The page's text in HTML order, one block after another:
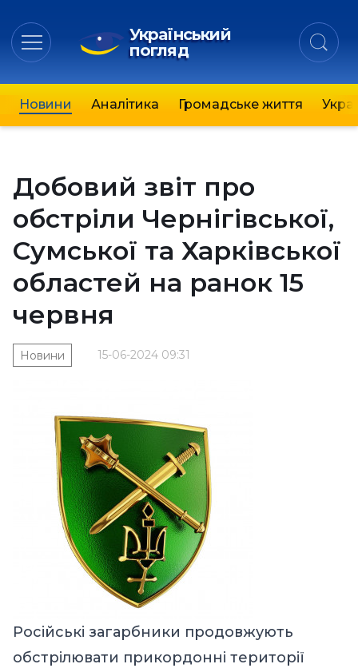
Український
погляд
Новини Аналітика Громадське життя
Добовий звіт про
обстріли Чернігівської,
Сумської та Харківської
областей на ранок 15
червня
15-06-2024 09:31
Новини
Російські загарбники продовжують
обстрілювати прикордонні території